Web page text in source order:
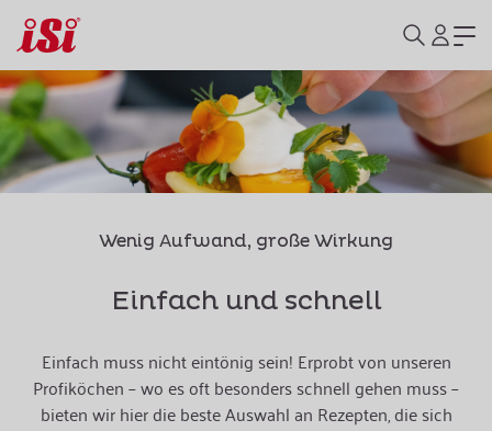
Wenig Aufwand, große Wirkung
Einfach und schnell
Einfach muss nicht eintönig sein! Erprobt von unseren
Profiköchen – wo es oft besonders schnell gehen muss –
bieten wir hier die beste Auswahl an Rezepten, die sich